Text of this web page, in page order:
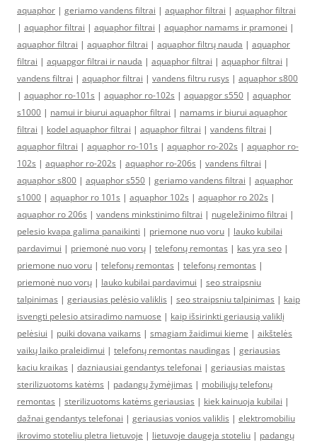
aquaphor | geriamo vandens filtrai | aquaphor filtrai | aquaphor filtrai
| aquaphor filtrai | aquaphor filtrai | aquaphor namams ir pramonei |
aquaphor filtrai | aquaphor filtrai | aquaphor filtrų nauda | aquaphor
filtrai | aquapgor filtrai ir nauda | aquaphor filtrai | aquaphor filtrai |
vandens filtrai | aquaphor filtrai | vandens filtru rusys | aquaphor s800
| aquaphor ro-101s | aquaphor ro-102s | aquapgor s550 | aquaphor
s1000 | namui ir biurui aquaphor filtrai | namams ir biurui aquaphor
filtrai | kodel aquaphor filtrai | aquaphor filtrai | vandens filtrai |
aquaphor filtrai | aquaphor ro-101s | aquaphor ro-202s | aquaphor ro-
102s | aquaphor ro-202s | aquaphor ro-206s | vandens filtrai |
aquaphor s800 | aquaphor s550 | geriamo vandens filtrai | aquaphor
s1000 | aquaphor ro 101s | aquaphor 102s | aquaphor ro 202s |
aquaphor ro 206s | vandens minkstinimo filtrai | nugeležinimo filtrai |
pelesio kvapa galima panaikinti | priemone nuo voru | lauko kubilai
pardavimui | priemonė nuo vorų | telefonų remontas | kas yra seo |
priemone nuo voru | telefonų remontas | telefonų remontas |
priemonė nuo vorų | lauko kubilai pardavimui | seo straipsniu
talpinimas | geriausias pelėsio valiklis | seo straipsniu talpinimas | kaip
isvengti pelesio atsiradimo namuose | kaip išsirinkti geriausią valiklį
pelėsiui | puiki dovana vaikams | smagiam žaidimui kieme | aikštelės
vaikų laiko praleidimui | telefonų remontas naudingas | geriausias
kaciu kraikas | dazniausiai gendantys telefonai | geriausias maistas
sterilizuotoms katėms | padangų žymėjimas | mobiliųjų telefonų
remontas | sterilizuotoms katėms geriausias | kiek kainuoja kubilai |
dažnai gendantys telefonai | geriausias vonios valiklis | elektromobiliu
ikrovimo stoteliu pletra lietuvoje | lietuvoje daugeja stoteliu | padangų